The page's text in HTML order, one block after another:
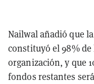
Nailwal añadió que
constituyó el 98%
organización, y que
fondos restantes